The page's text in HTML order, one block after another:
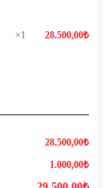
×1 28.500,00₺
28.500,00₺
1.000,00₺